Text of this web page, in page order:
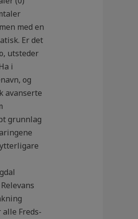
med en
Er det
utsteder
i
og
avanserte
grunnlag
Freds-